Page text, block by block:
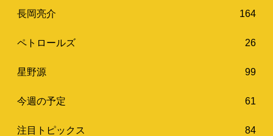
長岡亮介 164
ペトロールズ 26
星野源 99
今週の予定 61
注目トピックス 84